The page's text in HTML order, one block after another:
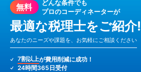
無料
どんな条件でも
プロのコーディネーターが
最適な税理士をご紹介!
あなたのニーズや課題を、お気軽にご相談ください
7割以上が費用削減に成功！
24時間365日受付